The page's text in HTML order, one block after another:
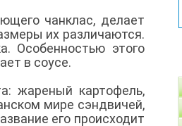
чанклас, делает
их различаются.
Особенностью этого
в соусе.
жареный картофель,
мире сэндвичей,
его происходит